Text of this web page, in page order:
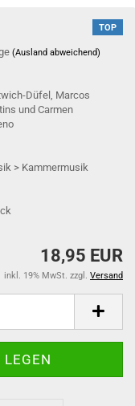
TOP
(Ausland abweichend)
Düfel, Marcos
und Carmen
> Kammermusik
18,95 EUR
inkl. 19% MwSt. zzgl. Versand